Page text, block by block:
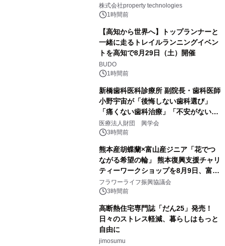
PropTechはどう組み替えるか）｜
PropTech-Lab
株式会社property technologies
1時間前
【高知から世界へ】トップランナーと
一緒に走るトレイルランニングイベン
トを高知で8月29日（土）開催
BUDO
1時間前
新橋歯科医科診療所 副院長・歯科医師
小野宇宙が「後悔しない歯科選び」
「痛くない歯科治療」「不安がない治
療計画」をテーマに専門監修
医療法人財団 興学会
3時間前
熊本産胡蝶蘭×富山産ジニア「花でつ
ながる希望の輪」 熊本復興支援チャリ
ティーワークショップを8月9日、富
山・射水で開催
フラワーライフ振興協議会
3時間前
高断熱住宅専門誌「だん25」発売！
日々のストレス軽減、暮らしはもっと
自由に
jimosumu